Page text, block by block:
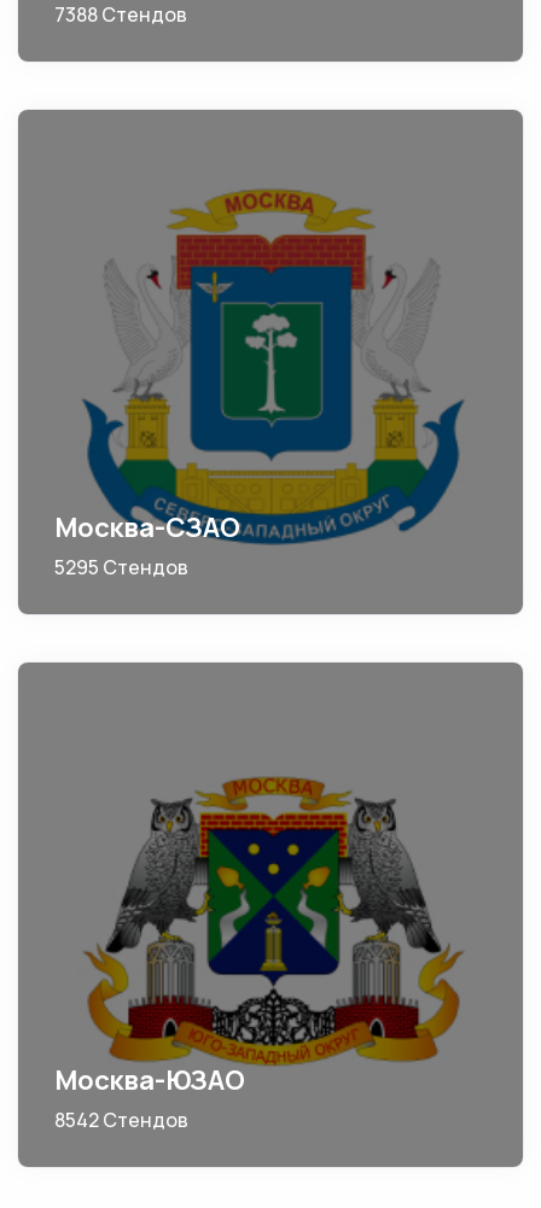
7388 Стендов
Москва-СЗАО
5295 Стендов
Москва-ЮЗАО
8542 Стендов